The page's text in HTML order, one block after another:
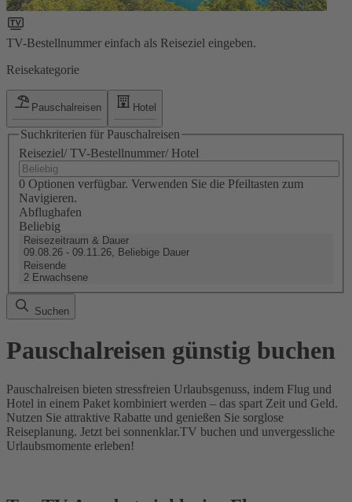
TV-Bestellnummer einfach als Reiseziel eingeben.
Reisekategorie
Pauschalreisen Hotel
Suchkriterien für Pauschalreisen
Reiseziel/ TV-Bestellnummer/ Hotel
0 Optionen verfügbar. Verwenden Sie die Pfeiltasten zum
Navigieren.
Abflughafen
Beliebig
Reisezeitraum & Dauer
09.08.26 - 09.11.26, Beliebige Dauer
Reisende
2 Erwachsene
Suchen
Pauschalreisen günstig buchen
Pauschalreisen bieten stressfreien Urlaubsgenuss, indem Flug und
Hotel in einem Paket kombiniert werden – das spart Zeit und Geld.
Nutzen Sie attraktive Rabatte und genießen Sie sorglose
Reiseplanung. Jetzt bei sonnenklar.TV buchen und unvergessliche
Urlaubsmomente erleben!